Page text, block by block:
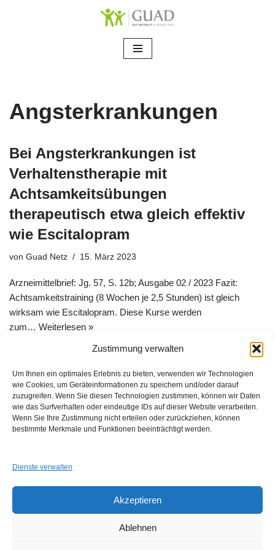
Zustimmung verwalten
Um Ihnen ein optimales Erlebnis zu bieten, verwenden wir Technologien
wie Cookies, um Geräteinformationen zu speichern und/oder darauf
zuzugreifen. Wenn Sie diesen Technologien zustimmen, können wir Daten
wie das Surfverhalten oder eindeutige IDs auf dieser Website verarbeiten.
Wenn Sie Ihre Zustimmung nicht erteilen oder zurückziehen, können
bestimmte Merkmale und Funktionen beeinträchtigt werden.
Dienste verwalten
Akzeptieren
Ablehnen
Angsterkrankungen
Bei Angsterkrankungen ist
Verhaltenstherapie mit
Achtsamkeitsübungen
therapeutisch etwa gleich effektiv
wie Escitalopram
von Guad Netz 15. März 2023
Arzneimittelbrief: Jg. 57, S. 12b; Ausgabe 02 / 2023 Fazit:
Achtsamkeitstraining (8 Wochen je 2,5 Stunden) ist gleich
wirksam wie Escitalopram. Diese Kurse werden
zum… Weiterlesen »
GUAD e.V.
info@guad-netz.de